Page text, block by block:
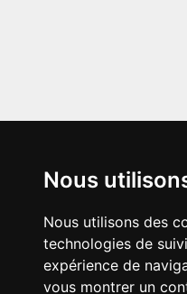
Nous
Nous utilisons des
technologies de
expérience de
vous montrer un